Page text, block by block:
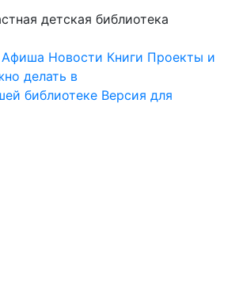
детская библиотека
Афиша Новости Книги Проекты и
делать в
библиотеке Версия для